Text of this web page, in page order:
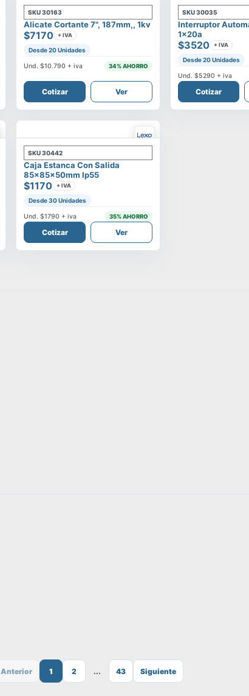
SKU30163
Alicate Cortante 7", 187mm,, 1kv
$7170 + IVA
Desde 20 Unidades
Und.$10.790 + iva 34% AHORRO
Cotizar Ver
SKU30035
Interruptor
1x20a
$3520 + IVA
Desde 20 Unidades
Und. $5290 + iva
Cotizar
SKU30442
Caja Estanca Con Salida
85x85x50mm Ip55
$1170 + IVA
Desde 30 Unidades
Und.$1790 + iva 35% AHORRO
Cotizar Ver
Anterior 1 2 ... 43 Siguiente